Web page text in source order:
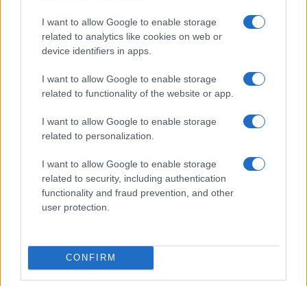
I want to allow Google to enable storage
related to analytics like cookies on web or
device identifiers in apps.
I want to allow Google to enable storage
related to functionality of the website or app.
I want to allow Google to enable storage
related to personalization.
I want to allow Google to enable storage
related to security, including authentication
functionality and fraud prevention, and other
user protection.
CONFIRM
Allenamento da spiaggia: tre livelli beach-friendly
Camilla Fiore · 7 Ago 2026
BELLEZZA